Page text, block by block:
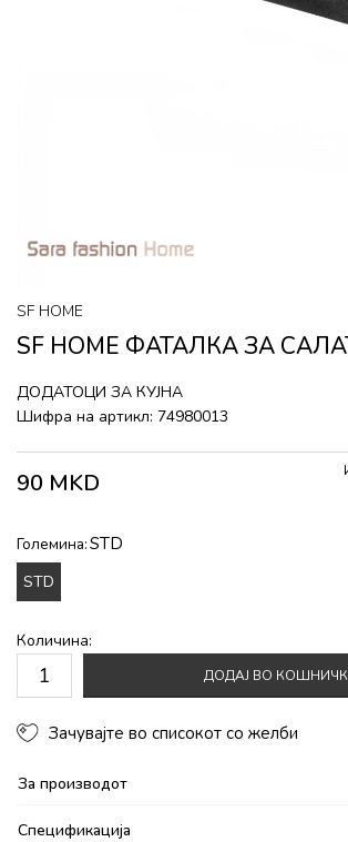
SF HOME
SF HOME ФАТАЛКА ЗА
ДОДАТОЦИ ЗА КУЈНА
Шифра на артикл: 74980013
90 MKD
Големина:STD
STD
Количина:
ДОДАЈ ВО
Зачувајте во списокот со желби
За производот
Спецификација